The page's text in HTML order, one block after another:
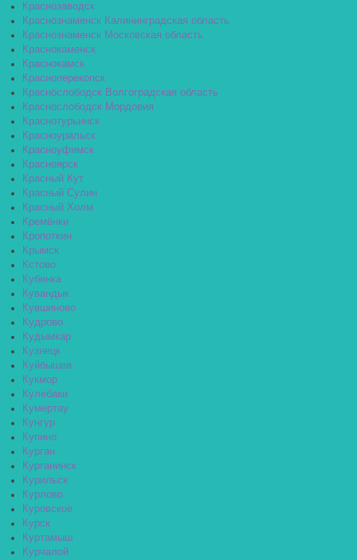
Краснозаводск
Краснознаменск Калининградская область
Краснознаменск Московская область
Краснокаменск
Краснокамск
Красноперекопск
Краснослободск Волгоградская область
Краснослободск Мордовия
Краснотурьинск
Красноуральск
Красноуфимск
Красноярск
Красный Кут
Красный Сулин
Красный Холм
Кремёнки
Кропоткин
Крымск
Кстово
Кубинка
Кувандык
Кувшиново
Кудрово
Кудымкар
Кузнецк
Куйбышев
Кукмор
Кулебаки
Кумертау
Кунгур
Купино
Курган
Курганинск
Курильск
Курлово
Куровское
Курск
Куртамыш
Курчалой